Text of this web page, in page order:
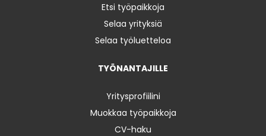
Etsi työpaikkoja
Selaa yrityksiä
Selaa työluetteloa
TYÖNANTAJILLE
Yritysprofiilini
Muokkaa työpaikkoja
CV-haku